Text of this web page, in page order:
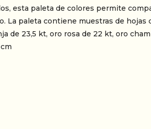
esta paleta de colores permite
La paleta contiene muestras de hojas
de 23,5 kt, oro rosa de 22 kt, oro